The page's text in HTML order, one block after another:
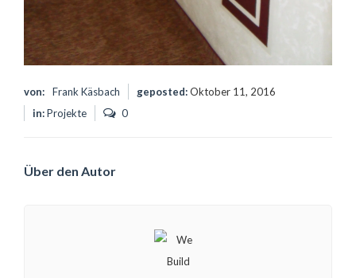
von: Frank Käsbach geposted:Oktober 11, 2016
in:Projekte 0
Über den Autor